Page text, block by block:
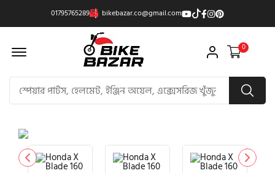
01795765289 bikebazar.co@gmail.com
Offcanvas Menu Open 0
product view